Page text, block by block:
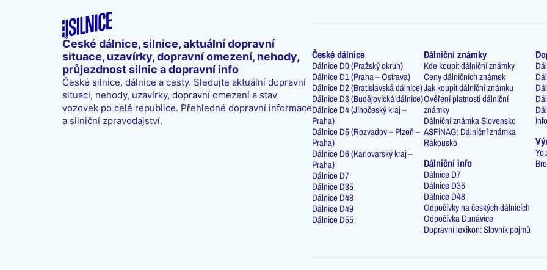
České dálnice, silnice, aktuální dopravní
situace, uzavírky, dopravní omezení, nehody,
průjezdnost silnic a dopravní info
České silnice, dálnice a cesty. Sledujte aktuální dopravní
situaci, nehody, uzavírky, dopravní omezení a stav
vozovek po celé republice. Přehledné dopravní informace
a silniční zpravodajství.
České dálnice
Dálnice D0 (Pražský okruh)
Dálnice D1 (Praha – Ostrava)
Dálnice D2 (Bratislavská dálnice)
Dálnice D3 (Budějovická dálnice)
Dálnice D4 (Jihočeský kraj –
Praha)
Dálnice D5 (Rozvadov – Plzeň –
Praha)
Dálnice D6 (Karlovarský kraj –
Praha)
Dálnice D7
Dálnice D35
Dálnice D48
Dálnice D49
Dálnice D55
Dálniční známky
Kde koupit dálniční známky
Ceny dálničních známek
Jak koupit dálniční známku
Ověření platnosti dálniční
známky
Dálniční známka Slovensko
ASFiNAG: Dálniční známka
Rakousko
Dálniční info
Dálnice D7
Dálnice D35
Dálnice D48
Odpočívky na českých dálnicích
Odpočívka Dunávice
Dopravní lexikon: Slovník pojmů